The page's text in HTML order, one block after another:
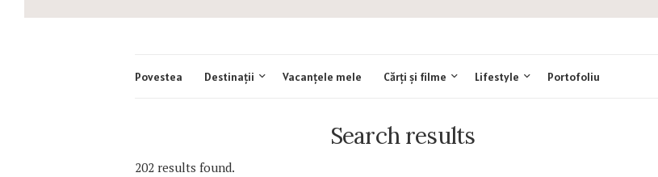
Povestea Destinații Vacanțele mele Cărți și filme Lifestyle Portofoliu
Search results
202 results found.